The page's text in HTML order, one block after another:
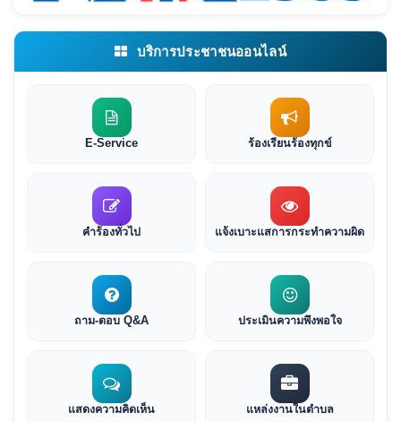
บริการประชาชนออนไลน์
E-Service ร้องเรียนร้องทุกข์
คำร้องทั่วไป แจ้งเบาะแสการกระทำความผิด
ถาม-ตอบ Q&A ประเมินความพึงพอใจ
แสดงความคิดเห็น แหล่งงานในตำบล